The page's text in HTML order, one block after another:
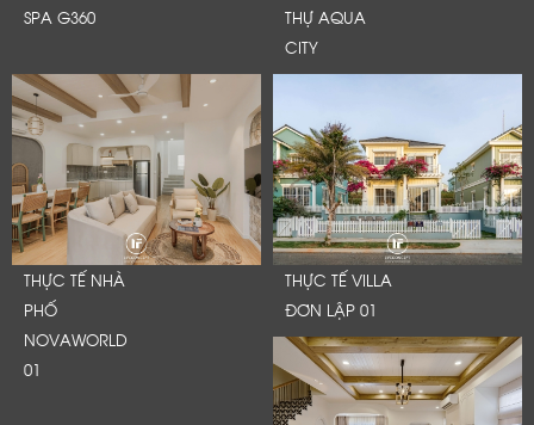
SPA G360
THỰ AQUA
CITY
THỰC TẾ NHÀ
PHỐ
NOVAWORLD
01
THỰC TẾ VILLA
ĐƠN LẬP 01